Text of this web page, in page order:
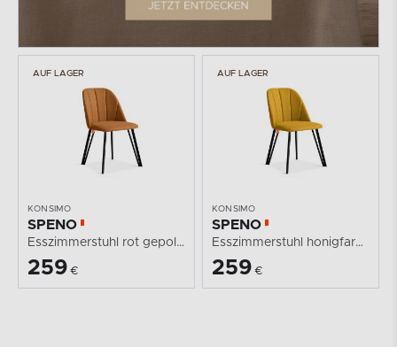
AUF LAGER
KONSIMO
SPENO
Esszimmerstuhl rot gepolstert
259 €
AUF LAGER
KONSIMO
SPENO
Esszimmerstuhl honigfarben gepolstert
259 €